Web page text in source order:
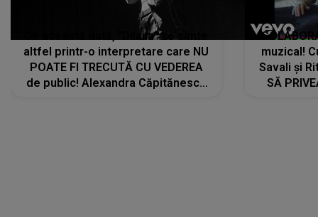
De această dată, "Dilaila" se simte
altfel printr-o interpretare care NU
POATE FI TRECUTĂ CU VEDEREA
de public! Alexandra Căpitănescu
muzical!
Savali și
SĂ